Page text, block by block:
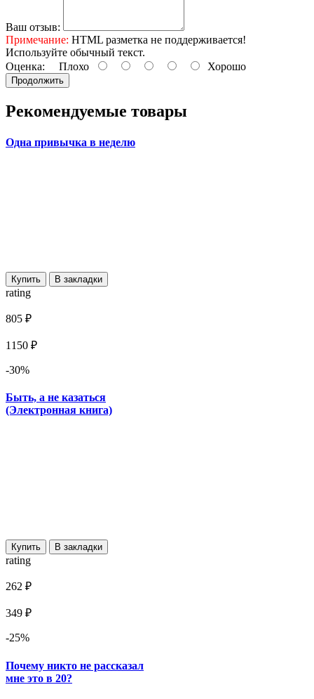
Ваш отзыв:
Примечание: HTML разметка не поддерживается!
Используйте обычный текст.
Оценка: Плохо Хорошо
Продолжить
Рекомендуемые товары
Одна привычка в неделю
Купить В закладки
rating
805 ₽
1150 ₽
-30%
Быть, а не казаться
(Электронная книга)
Купить В закладки
rating
262 ₽
349 ₽
-25%
Почему никто не рассказал
мне это в 20?